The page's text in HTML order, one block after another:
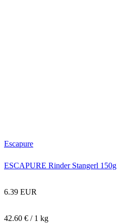
Escapure
ESCAPURE Rinder Stangerl 150g
6.39 EUR
42.60 € / 1 kg